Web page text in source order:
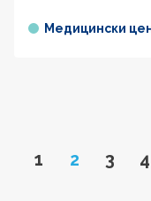
Медицински
Go to page
1 Page
2 Go
3 4